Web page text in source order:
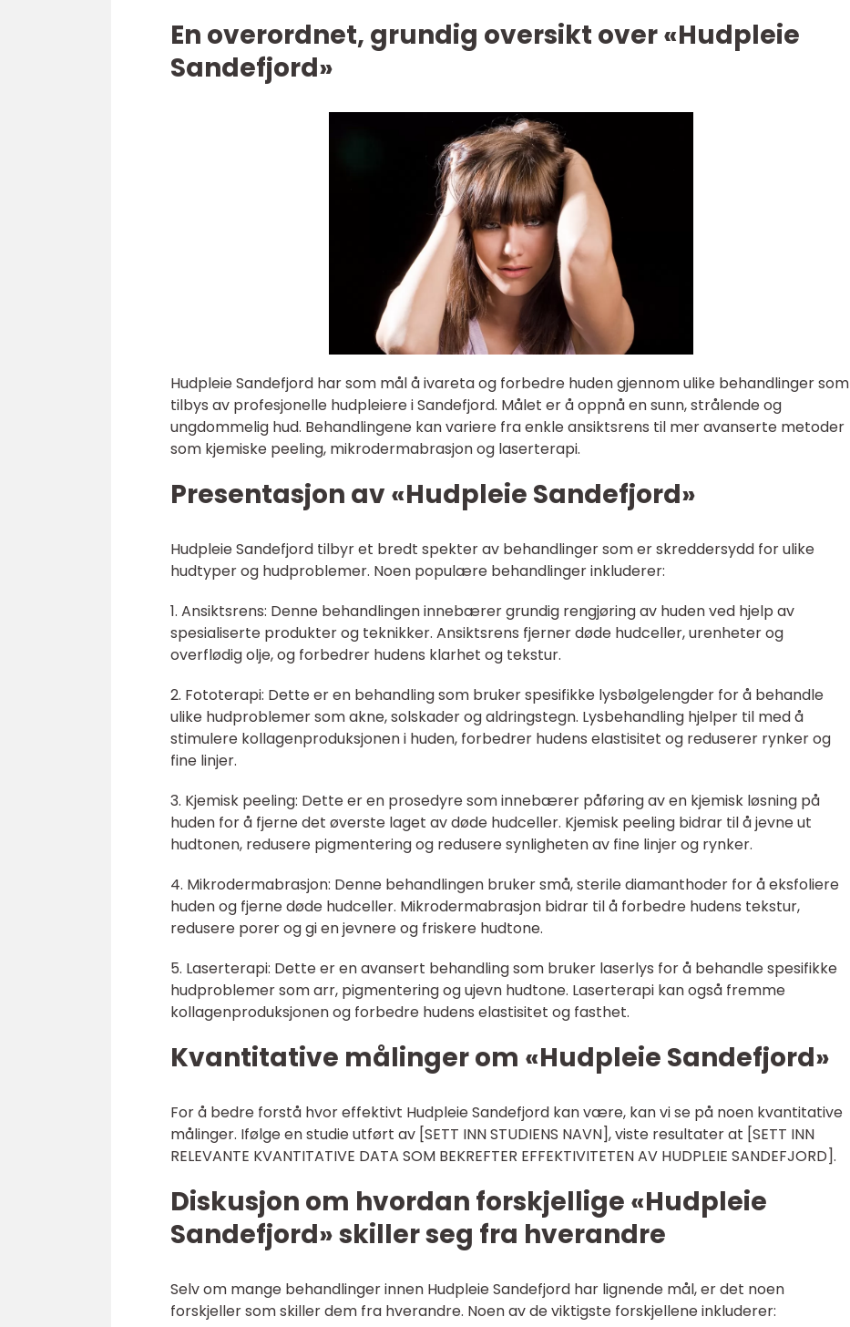
En overordnet, grundig oversikt over «Hudpleie
Sandefjord»
Hudpleie Sandefjord har som mål å ivareta og forbedre huden gjennom ulike behandlinger som
tilbys av profesjonelle hudpleiere i Sandefjord. Målet er å oppnå en sunn, strålende og
ungdommelig hud. Behandlingene kan variere fra enkle ansiktsrens til mer avanserte metoder
som kjemiske peeling, mikrodermabrasjon og laserterapi.
Presentasjon av «Hudpleie Sandefjord»
Hudpleie Sandefjord tilbyr et bredt spekter av behandlinger som er skreddersydd for ulike
hudtyper og hudproblemer. Noen populære behandlinger inkluderer:
1. Ansiktsrens: Denne behandlingen innebærer grundig rengjøring av huden ved hjelp av
spesialiserte produkter og teknikker. Ansiktsrens fjerner døde hudceller, urenheter og
overflødig olje, og forbedrer hudens klarhet og tekstur.
2. Fototerapi: Dette er en behandling som bruker spesifikke lysbølgelengder for å behandle
ulike hudproblemer som akne, solskader og aldringstegn. Lysbehandling hjelper til med å
stimulere kollagenproduksjonen i huden, forbedrer hudens elastisitet og reduserer rynker og
fine linjer.
3. Kjemisk peeling: Dette er en prosedyre som innebærer påføring av en kjemisk løsning på
huden for å fjerne det øverste laget av døde hudceller. Kjemisk peeling bidrar til å jevne ut
hudtonen, redusere pigmentering og redusere synligheten av fine linjer og rynker.
4. Mikrodermabrasjon: Denne behandlingen bruker små, sterile diamanthoder for å eksfoliere
huden og fjerne døde hudceller. Mikrodermabrasjon bidrar til å forbedre hudens tekstur,
redusere porer og gi en jevnere og friskere hudtone.
5. Laserterapi: Dette er en avansert behandling som bruker laserlys for å behandle spesifikke
hudproblemer som arr, pigmentering og ujevn hudtone. Laserterapi kan også fremme
kollagenproduksjonen og forbedre hudens elastisitet og fasthet.
Kvantitative målinger om «Hudpleie Sandefjord»
For å bedre forstå hvor effektivt Hudpleie Sandefjord kan være, kan vi se på noen kvantitative
målinger. Ifølge en studie utført av [SETT INN STUDIENS NAVN], viste resultater at [SETT INN
RELEVANTE KVANTITATIVE DATA SOM BEKREFTER EFFEKTIVITETEN AV HUDPLEIE SANDEFJORD].
Diskusjon om hvordan forskjellige «Hudpleie
Sandefjord» skiller seg fra hverandre
Selv om mange behandlinger innen Hudpleie Sandefjord har lignende mål, er det noen
forskjeller som skiller dem fra hverandre. Noen av de viktigste forskjellene inkluderer: